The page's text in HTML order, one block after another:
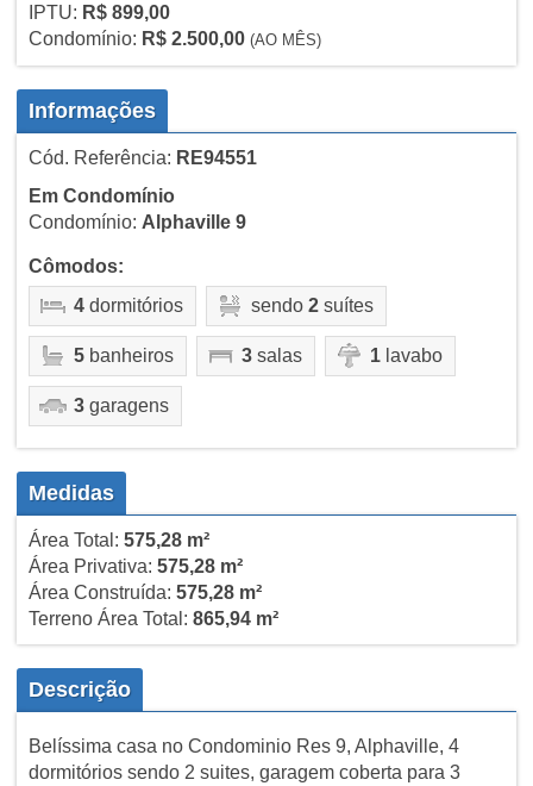
IPTU: R$ 899,00
Condomínio: R$ 2.500,00 (AO MÊS)
Informações
Cód. Referência: RE94551
Em Condomínio
Condomínio: Alphaville 9
Cômodos:
4dormitórios sendo 2suítes
5banheiros 3salas 1lavabo
3garagens
Medidas
Área Total: 575,28 m²
Área Privativa: 575,28 m²
Área Construída: 575,28 m²
Terreno Área Total: 865,94 m²
Descrição
Belíssima casa no Condominio Res 9, Alphaville, 4
dormitórios sendo 2 suites, garagem coberta para 3